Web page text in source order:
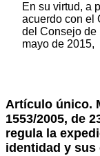
En su virtud, a
acuerdo con el
del Consejo de
mayo de 2015,
Artículo único.
1553/2005, de
regula la
identidad y